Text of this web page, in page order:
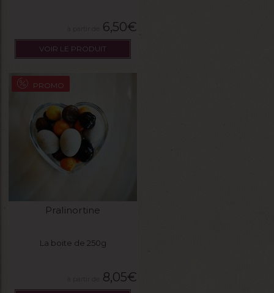
6,50€
VOIR LE PRODUIT
PROMO
Pralinortine
La boite de 250g
8,05€